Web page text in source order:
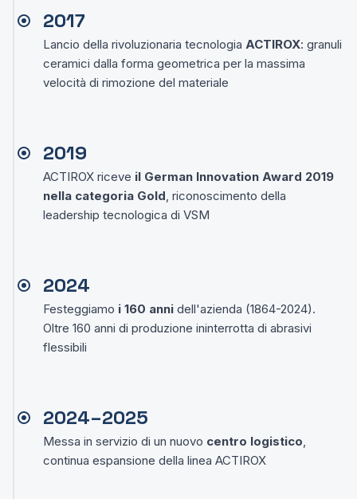
2017
Lancio della rivoluzionaria tecnologia ACTIROX: granuli
ceramici dalla forma geometrica per la massima
velocità di rimozione del materiale
2019
ACTIROX riceve il German Innovation Award 2019
nella categoria Gold, riconoscimento della
leadership tecnologica di VSM
2024
Festeggiamo i 160 anni dell'azienda (1864-2024).
Oltre 160 anni di produzione ininterrotta di abrasivi
flessibili
2024–2025
Messa in servizio di un nuovo centro logistico,
continua espansione della linea ACTIROX